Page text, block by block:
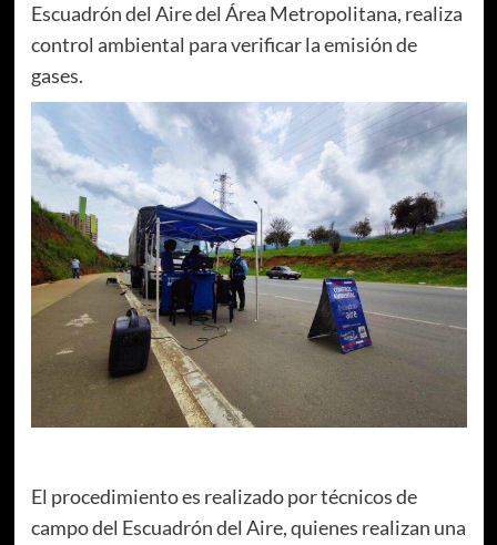
Escuadrón del Aire del Área Metropolitana, realiza
control ambiental para verificar la emisión de
gases.
El procedimiento es realizado por técnicos de
campo del Escuadrón del Aire, quienes realizan una